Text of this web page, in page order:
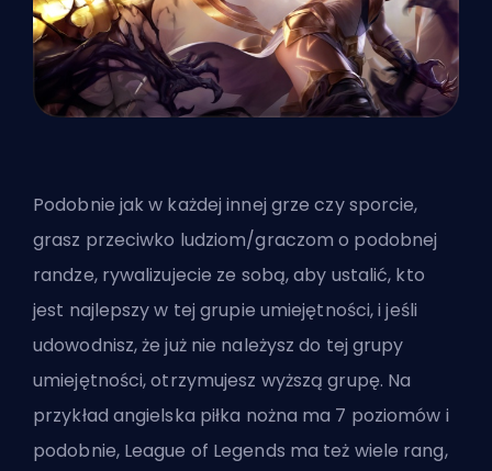
Podobnie jak w każdej innej grze czy sporcie,
grasz przeciwko ludziom/graczom o podobnej
randze, rywalizujecie ze sobą, aby ustalić, kto
jest najlepszy w tej grupie umiejętności, i jeśli
udowodnisz, że już nie należysz do tej grupy
umiejętności, otrzymujesz wyższą grupę. Na
przykład angielska piłka nożna ma 7 poziomów i
podobnie, League of Legends ma też wiele rang,